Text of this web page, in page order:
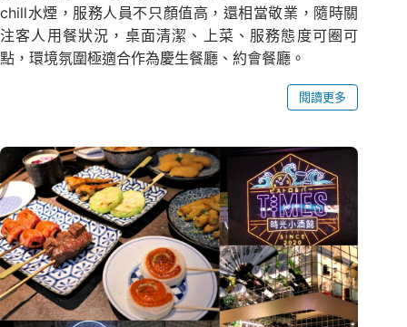
chill水煙，服務人員不只顏值高，還相當敬業，隨時關
注客人用餐狀況，桌面清潔、上菜、服務態度可圈可
點，環境氛圍極適合作為慶生餐廳、約會餐廳。
閱讀更多